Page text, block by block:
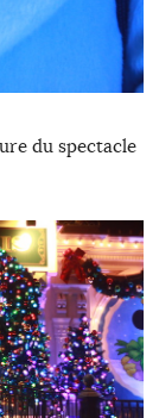
du spectacle